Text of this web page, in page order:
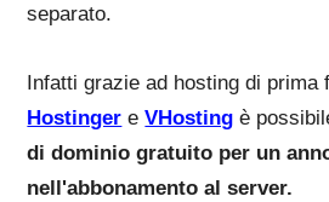
separato.
Infatti grazie ad hosting di prima
Hostinger eVHosting è
di dominio gratuito per un
nell'abbonamento al server.